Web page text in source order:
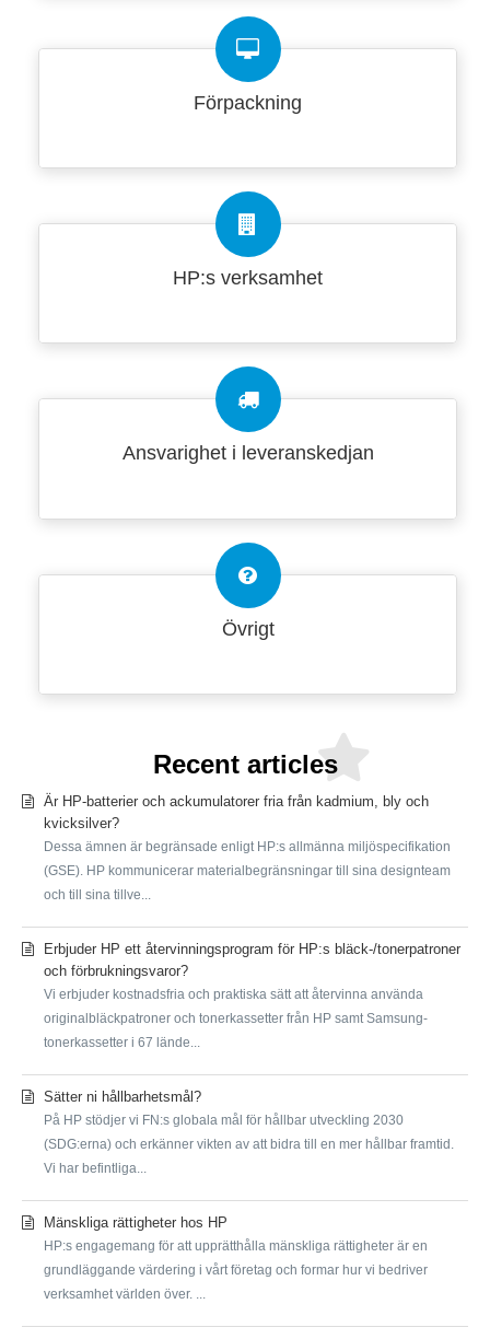
Förpackning
HP:s verksamhet
Ansvarighet i leveranskedjan
Övrigt
Recent articles
Är HP-batterier och ackumulatorer fria från kadmium, bly och
kvicksilver?
Dessa ämnen är begränsade enligt HP:s allmänna miljöspecifikation
(GSE). HP kommunicerar materialbegränsningar till sina designteam
och till sina tillve...
Erbjuder HP ett återvinningsprogram för HP:s bläck-/tonerpatroner
och förbrukningsvaror?
Vi erbjuder kostnadsfria och praktiska sätt att återvinna använda
originalbläckpatroner och tonerkassetter från HP samt Samsung-
tonerkassetter i 67 lände...
Sätter ni hållbarhetsmål?
På HP stödjer vi FN:s globala mål för hållbar utveckling 2030
(SDG:erna) och erkänner vikten av att bidra till en mer hållbar framtid.
Vi har befintliga...
Mänskliga rättigheter hos HP
HP:s engagemang för att upprätthålla mänskliga rättigheter är en
grundläggande värdering i vårt företag och formar hur vi bedriver
verksamhet världen över. ...